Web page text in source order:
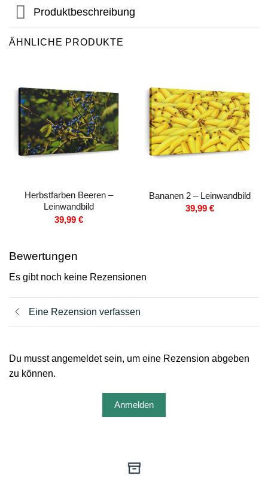
Produktbeschreibung
ÄHNLICHE PRODUKTE
Herbstfarben Beeren –
Leinwandbild
39,99 €
Bananen 2 – Leinwandbild
39,99 €
Bewertungen
Es gibt noch keine Rezensionen
Eine Rezension verfassen
Du musst angemeldet sein, um eine Rezension abgeben
zu können.
Anmelden